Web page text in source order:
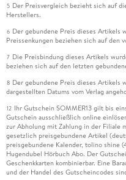
5 Der Preisvergleich bezieht sich auf
Herstellers.
6 Der gebundene Preis dieses Artikels
Preissenkungen beziehen sich auf den
7 Die Preisbindung dieses Artikels
beziehen sich auf den letzten
8 Der gebundene Preis dieses Artikels
dargestellten Datums vom Verlag
12 Ihr Gutschein SOMMER13 gilt bis
Gutschein ausschließlich online
zur Abholung mit Zahlung in der
gesetzlich preisgebundene Artikel
preisgebundene Kalender, tolino shine
Hugendubel Hörbuch Abo. Der
Geschenkkarten kombinierbar. Eine
und der Handel des Gutscheincodes